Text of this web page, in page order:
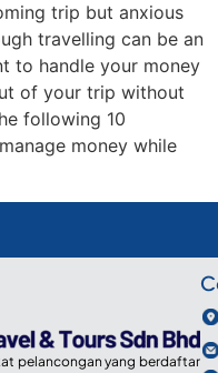
trip but anxious
travelling can be an
to handle your money
of your trip without
following 10
money while
pelancongan yang berdaftar